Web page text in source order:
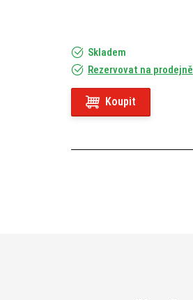
Skladem
Rezervovat na prodejně
Koupit